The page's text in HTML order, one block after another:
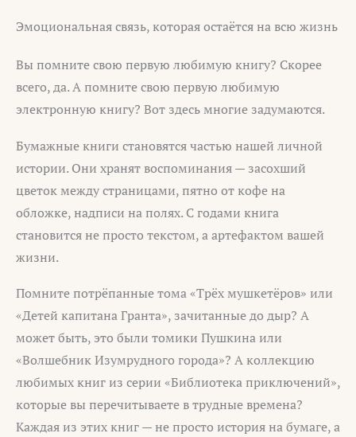
Эмоциональная связь, которая остаётся на всю жизнь
Вы помните свою первую любимую книгу? Скорее
всего, да. А помните свою первую любимую
электронную книгу? Вот здесь многие задумаются.
Бумажные книги становятся частью нашей личной
истории. Они хранят воспоминания — засохший
цветок между страницами, пятно от кофе на
обложке, надписи на полях. С годами книга
становится не просто текстом, а артефактом вашей
жизни.
Помните потрёпанные тома «Трёх мушкетёров» или
«Детей капитана Гранта», зачитанные до дыр? А
может быть, это были томики Пушкина или
«Волшебник Изумрудного города»? А коллекцию
любимых книг из серии «Библиотека приключений»,
которые вы перечитываете в трудные времена?
Каждая из этих книг — не просто история на бумаге, а